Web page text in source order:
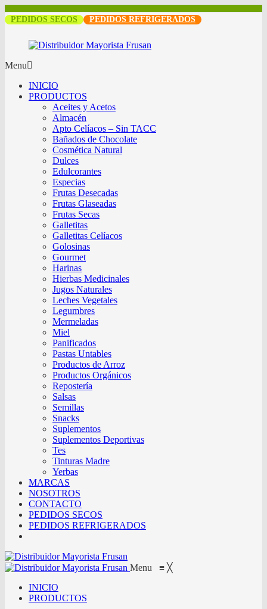
PEDIDOS SECOS PEDIDOS REFRIGERADOS
Menu
INICIO
PRODUCTOS
Aceites y Acetos
Almacén
Apto Celíacos – Sin TACC
Bañados de Chocolate
Cosmética Natural
Dulces
Edulcorantes
Especias
Frutas Desecadas
Frutas Glaseadas
Frutas Secas
Galletitas
Galletitas Celíacos
Golosinas
Gourmet
Harinas
Hierbas Medicinales
Jugos Naturales
Leches Vegetales
Legumbres
Mermeladas
Miel
Panificados
Pastas Untables
Productos de Arroz
Productos Orgánicos
Repostería
Salsas
Semillas
Snacks
Suplementos
Suplementos Deportivas
Tes
Tinturas Madre
Yerbas
MARCAS
NOSOTROS
CONTACTO
PEDIDOS SECOS
PEDIDOS REFRIGERADOS
Menu ≡ ╳
INICIO
PRODUCTOS